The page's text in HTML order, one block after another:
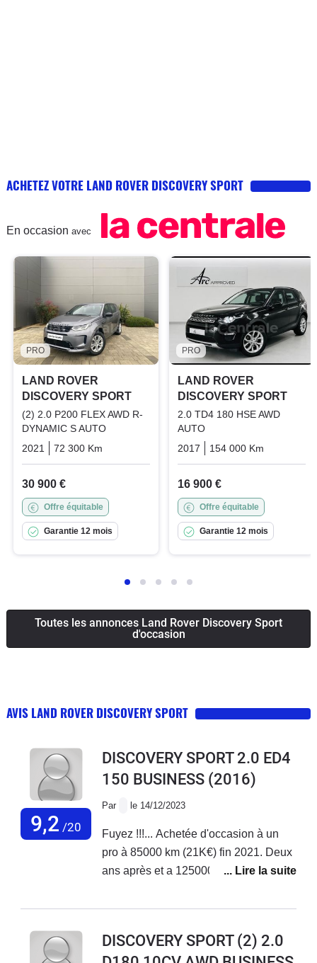
ACHETEZ VOTRE LAND ROVER DISCOVERY SPORT
En occasion avec
PRO
LAND ROVER
DISCOVERY SPORT
(2) 2.0 P200 FLEX AWD R-
DYNAMIC S AUTO
2021
72 300 Km
30 900 €
Offre équitable
Garantie 12 mois
PRO
LAND ROVER
DISCOVERY SPORT
2.0 TD4 180 HSE AWD
AUTO
2017
154 000 Km
16 900 €
Offre équitable
Garantie 12 mois
Toutes les annonces Land Rover Discovery Sport
d'occasion
AVIS LAND ROVER DISCOVERY SPORT
9,2 /20
DISCOVERY SPORT 2.0 ED4
150 BUSINESS (2016)
Par le 14/12/2023
Fuyez !!!... Achetée d'occasion à un
pro à 85000 km (21K€) fin 2021. Deux
ans après et a 125000 km, la chaine
avait cessé de fonctionner depuis cet
seul el constructeur peut le faire ...). Le
DISCOVERY SPORT (2) 2.0